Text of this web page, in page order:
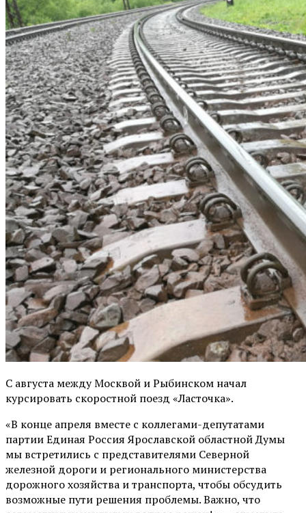
С августа между Москвой и Рыбинском начал
курсировать скоростной поезд «Ласточка».
«В конце апреля вместе с коллегами-депутатами
партии Единая Россия Ярославской областной Думы
мы встретились с представителями Северной
железной дороги и регионального министерства
дорожного хозяйства и транспорта, чтобы обсудить
возможные пути решения проблемы. Важно, что